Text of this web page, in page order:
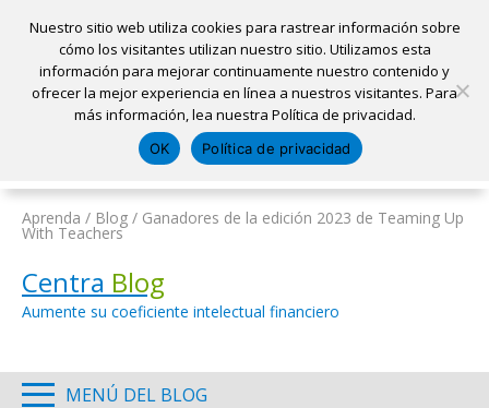
Ubicaciones Sacar una cita Solicitar un préstamo
Pagar mi préstamo Abrir una cuenta
Iniciar sesión
Inicio
Aprenda / Blog / Ganadores de la edición 2023 de Teaming Up
With Teachers
Centra Blog
Aumente su coeficiente intelectual financiero
MENÚ DEL BLOG
Nuestro sitio web utiliza cookies para rastrear información sobre
cómo los visitantes utilizan nuestro sitio. Utilizamos esta
información para mejorar continuamente nuestro contenido y
ofrecer la mejor experiencia en línea a nuestros visitantes. Para
más información, lea nuestra Política de privacidad.
OK Política de privacidad